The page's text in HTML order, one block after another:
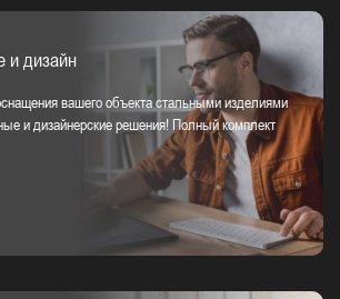
и дизайн
вашего объекта стальными изделиями
и дизайнерские решения! Полный комплект